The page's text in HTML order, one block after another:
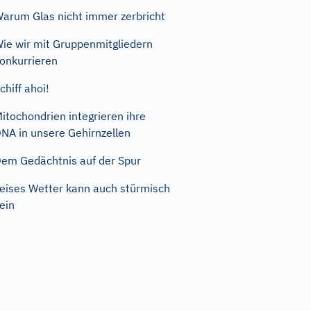
Glas nicht immer zerbricht
wir mit Gruppenmitgliedern
ahoi!
integrieren ihre
in unsere Gehirnzellen
Gedächtnis auf der Spur
Wetter kann auch stürmisch